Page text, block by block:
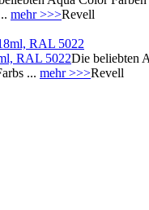
mehr >>>Revell
RAL 5022Die beliebten
... mehr >>>Revell